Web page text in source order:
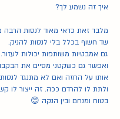
איך זה נשמע לך?
שד חשוף בכלל בלי לנסות להניק.
גם אמבטיות משותפות יכולות לעזור.
בטוח ומנחם ובין הנקה 😊